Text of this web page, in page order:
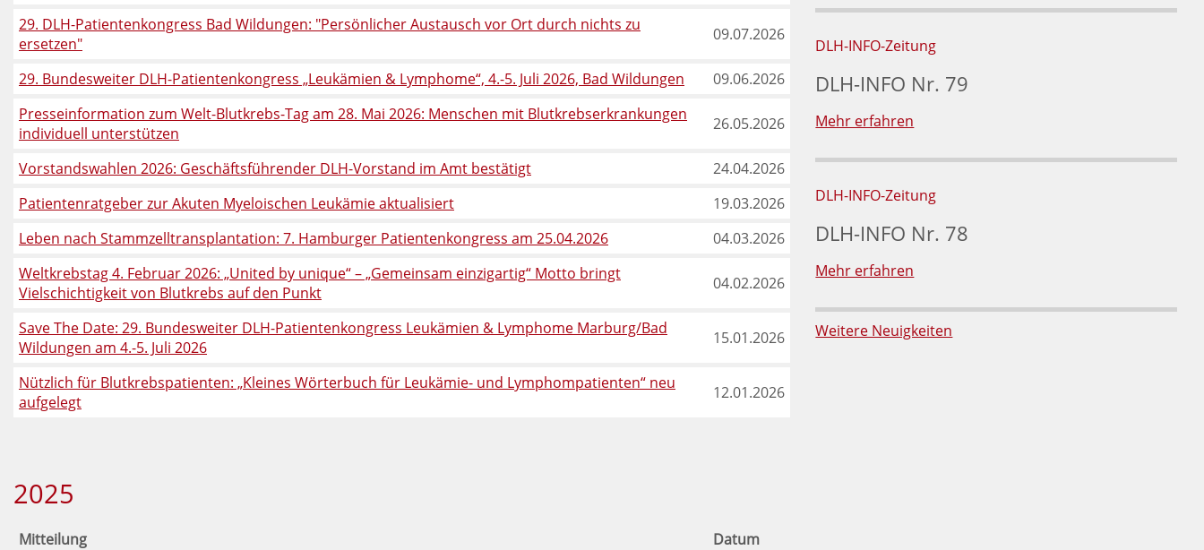
29. DLH-Patientenkongress Bad Wildungen: "Persönlicher Austausch vor Ort durch nichts zu
ersetzen"
09.07.2026
29. Bundesweiter DLH-Patientenkongress „Leukämien & Lymphome“, 4.-5. Juli 2026, Bad Wildungen
09.06.2026
Presseinformation zum Welt-Blutkrebs-Tag am 28. Mai 2026: Menschen mit Blutkrebserkrankungen
individuell unterstützen
26.05.2026
Vorstandswahlen 2026: Geschäftsführender DLH-Vorstand im Amt bestätigt
24.04.2026
Patientenratgeber zur Akuten Myeloischen Leukämie aktualisiert
19.03.2026
Leben nach Stammzelltransplantation: 7. Hamburger Patientenkongress am 25.04.2026
04.03.2026
Weltkrebstag 4. Februar 2026: „United by unique“ – „Gemeinsam einzigartig“ Motto bringt
Vielschichtigkeit von Blutkrebs auf den Punkt
04.02.2026
Save The Date: 29. Bundesweiter DLH-Patientenkongress Leukämien & Lymphome Marburg/Bad
Wildungen am 4.-5. Juli 2026
15.01.2026
Nützlich für Blutkrebspatienten: „Kleines Wörterbuch für Leukämie- und Lymphompatienten“ neu
aufgelegt
12.01.2026
2025
Mitteilung
Datum
DLH-INFO-Zeitung
DLH-INFO Nr. 79
Mehr erfahren
DLH-INFO-Zeitung
DLH-INFO Nr. 78
Mehr erfahren
Weitere Neuigkeiten